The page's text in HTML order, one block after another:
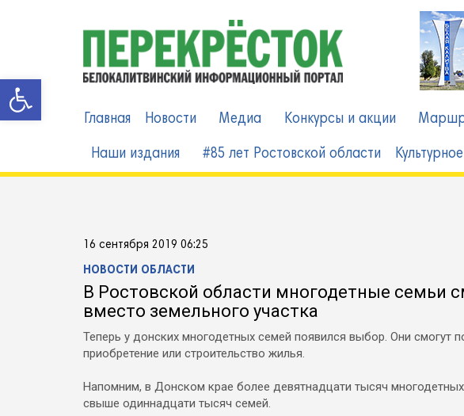
Главная Новости Медиа Конкурсы и акции
Наши издания #85 лет Ростовской области
16 сентября 2019 06:25
НОВОСТИ ОБЛАСТИ
В Ростовской области многодетные семьи
вместо земельного участка
Теперь у донских многодетных семей появился выбор. Они смогут
приобретение или строительство жилья.
Напомним, в Донском крае более девятнадцати тысяч
свыше одиннадцати тысяч семей.
Открыть панель инструментов